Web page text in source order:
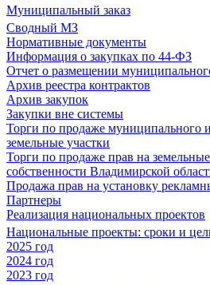
Муниципальный заказ
Сводный МЗ
Нормативные документы
Информация о закупках по 44-ФЗ
Отчет о размещении
Архив реестра контрактов
Архив закупок
Закупки вне системы
Торги по продаже муниципального
земельные участки
Торги по продаже прав на
собственности Владимирской
Продажа прав на установку
Партнеры
Реализация национальных проектов
Национальные проекты: сроки и
2025 год
2024 год
2023 год